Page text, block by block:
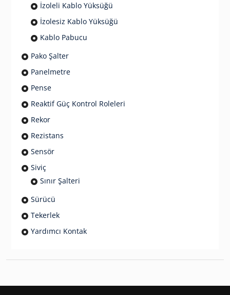
İzoleli Kablo Yüksüğü
İzolesiz Kablo Yüksüğü
Kablo Pabucu
Pako Şalter
Panelmetre
Pense
Reaktif Güç Kontrol Roleleri
Rekor
Rezistans
Sensör
Siviç
Sınır Şalteri
Sürücü
Tekerlek
Yardımcı Kontak